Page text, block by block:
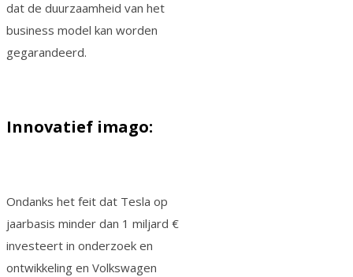
dat de duurzaamheid van het
business model kan worden
gegarandeerd.
Innovatief imago:
Ondanks het feit dat Tesla op
jaarbasis minder dan 1 miljard €
investeert in onderzoek en
ontwikkeling en Volkswagen